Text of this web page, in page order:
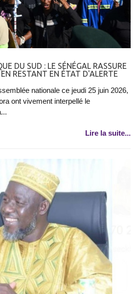
DU SUD : LE SÉNÉGAL RASSURE
RESTANT EN ÉTAT D'ALERTE
nationale ce jeudi 25 juin 2026,
ont vivement interpellé le
Lire la suite...